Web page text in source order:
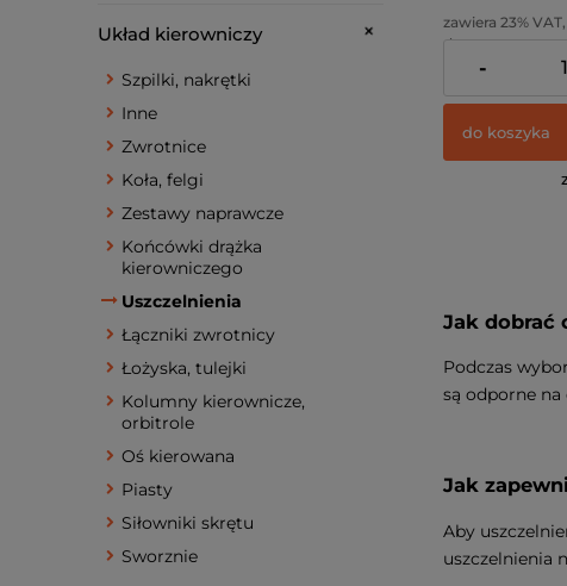
Układ kierowniczy
Szpilki, nakrętki
Inne
Zwrotnice
Koła, felgi
Zestawy naprawcze
Końcówki drążka
kierowniczego
Uszczelnienia
Łączniki zwrotnicy
Łożyska, tulejki
Kolumny kierownicze,
orbitrole
Oś kierowana
Piasty
Siłowniki skrętu
Sworznie
zawiera 23%
dostawy
Cena netto:
-
do koszyka
Jak dobrać
Podczas
są odporne na
Jak
Aby
uszczelnienia